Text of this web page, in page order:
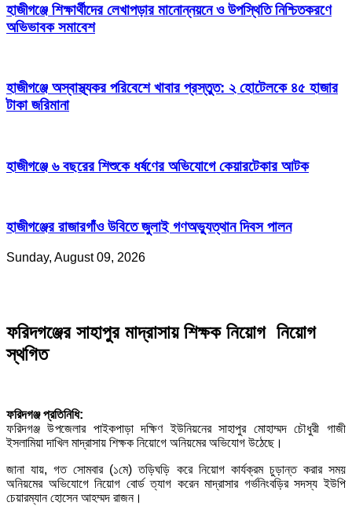
হাজীগঞ্জে শিক্ষার্থীদের লেখাপড়ার মানোন্নয়নে ও উপস্থিতি নিশ্চিতকরণে
অভিভাবক সমাবেশ
হাজীগঞ্জে অস্বাস্থ্যকর পরিবেশে খাবার প্রস্তুত: ২ হোটেলকে ৪৫ হাজার
টাকা জরিমানা
হাজীগঞ্জে ৬ বছরের শিশুকে ধর্ষণের অভিযোগে কেয়ারটেকার আটক
হাজীগঞ্জের রাজারগাঁও উবিতে জুলাই গণঅভ্যুত্থান দিবস পালন
Sunday, August 09, 2026
ফরিদগঞ্জের সাহাপুর মাদ্রাসায় শিক্ষক নিয়োগ নিয়োগ
স্থগিত
ফরিদগঞ্জ প্রতিনিধি:
ফরিদগঞ্জ উপজেলার পাইকপাড়া দক্ষিণ ইউনিয়নের সাহাপুর মোহাম্মদ চৌধুরী গাজী
ইসলামিয়া দাখিল মাদ্রাসায় শিক্ষক নিয়োগে অনিয়মের অভিযোগ উঠেছে।
জানা যায়, গত সোমবার (১মে) তড়িঘড়ি করে নিয়োগ কার্যক্রম চুড়ান্ত করার সময়
অনিয়মের অভিযোগে নিয়োগ বোর্ড ত্যাগ করেন মাদ্রাসার গর্ভনিংবড়ির সদস্য ইউপি
চেয়ারম্যান হোসেন আহম্মদ রাজন।